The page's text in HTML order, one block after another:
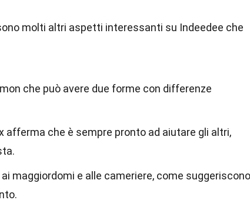
molti altri aspetti interessanti su Indeedee che
che può avere due forme con differenze
afferma che è sempre pronto ad aiutare gli altri,
maggiordomi e alle cameriere, come